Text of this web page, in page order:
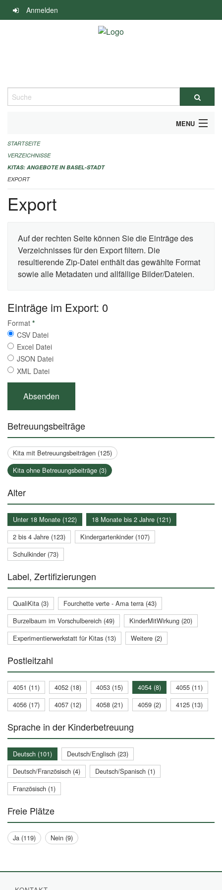
Navigation
überspringen
Anmelden
Suche
MENU
ALLGEMEINE INFORMATIONEN
IMPRESSUM
STARTSEITE
VERZEICHNISSE
KITAS: ANGEBOTE IN BASEL-STADT
EXPORT
Export
Auf der rechten Seite können Sie die Einträge des
Verzeichnisses für den Export filtern. Die
resultierende Zip-Datei enthält das gewählte Format
sowie alle Metadaten und allfällige Bilder/Dateien.
Einträge im Export: 0
Format *
CSV Datei
Excel Datei
JSON Datei
XML Datei
Betreuungsbeiträge
Kita mit Betreuungsbeiträgen (125)
Kita ohne Betreuungsbeiträge (3)
Alter
Unter 18 Monate (122)
18 Monate bis 2 Jahre (121)
2 bis 4 Jahre (123)
Kindergartenkinder (107)
Schulkinder (73)
Label, Zertifizierungen
QualiKita (3)
Fourchette verte - Ama terra (43)
Burzelbaum im Vorschulbereich (49)
KinderMitWirkung (20)
Experimentierwerkstatt für Kitas (13)
Weitere (2)
Postleitzahl
4051 (11) 4052 (18) 4053 (15) 4054 (8)
4055 (11)
4056 (17)
4057 (12) 4058 (21) 4059 (2) 4125 (13)
Sprache in der Kinderbetreuung
Deutsch (101)
Deutsch/Englisch (23)
Deutsch/Französisch (4)
Deutsch/Spanisch (1)
Französisch (1)
Freie Plätze
Ja (119) Nein (9)